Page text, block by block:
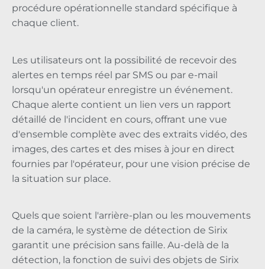
procédure opérationnelle standard spécifique à
chaque client.
Les utilisateurs ont la possibilité de recevoir des
alertes en temps réel par SMS ou par e-mail
lorsqu'un opérateur enregistre un événement.
Chaque alerte contient un lien vers un rapport
détaillé de l'incident en cours, offrant une vue
d'ensemble complète avec des extraits vidéo, des
images, des cartes et des mises à jour en direct
fournies par l'opérateur, pour une vision précise de
la situation sur place.
Quels que soient l'arrière-plan ou les mouvements
de la caméra, le système de détection de Sirix
garantit une précision sans faille. Au-delà de la
détection, la fonction de suivi des objets de Sirix